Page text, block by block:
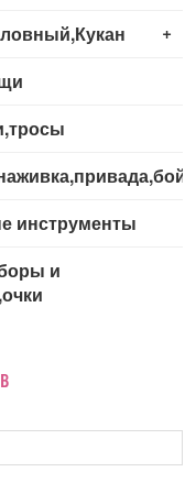
+
инструменты
и